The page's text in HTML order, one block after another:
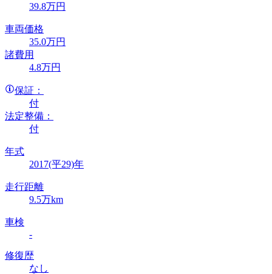
39.8万円
車両価格
35.0万円
諸費用
4.8万円
保証：
付
法定整備：
付
年式
2017(平29)年
走行距離
9.5万km
車検
-
修復歴
なし